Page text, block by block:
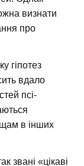
визнати
про
гіпотез
вдало
псі-
в інших
звані «цікаві